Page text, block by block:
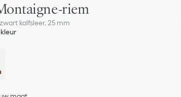
riem
kalfsleer, 25 mm